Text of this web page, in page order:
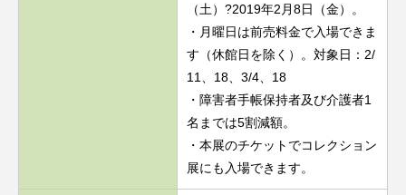
（土）?2019年2月8日（金）。
・月曜日は前売料金で入場できま
す（休館日を除く）。対象日：2/
11、18、3/4、18
・障害者手帳保持者及び介護者1
名までは5割減額。
・本展のチケットでコレクション
展にも入場できます。